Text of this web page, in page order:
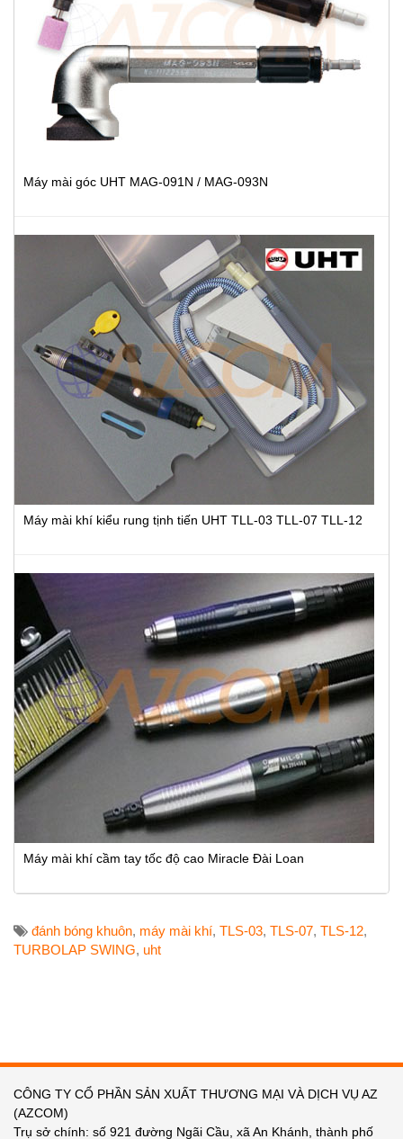
Máy mài góc UHT MAG-091N / MAG-093N
Máy mài khí kiểu rung tịnh tiến UHT TLL-03 TLL-07 TLL-12
Máy mài khí cầm tay tốc độ cao Miracle Đài Loan
đánh bóng khuôn, máy mài khí, TLS-03, TLS-07, TLS-12,
TURBOLAP SWING, uht
CÔNG TY CỔ PHẦN SẢN XUẤT THƯƠNG MẠI VÀ DỊCH VỤ AZ
(AZCOM)
Trụ sở chính: số 921 đường Ngãi Cầu, xã An Khánh, thành phố